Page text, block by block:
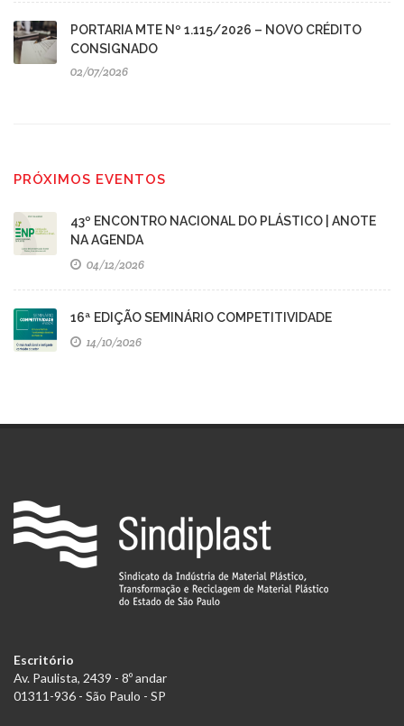
PORTARIA MTE Nº 1.115/2026 – NOVO CRÉDITO
CONSIGNADO
02/07/2026
PRÓXIMOS EVENTOS
43º ENCONTRO NACIONAL DO PLÁSTICO | ANOTE
NA AGENDA
04/12/2026
16ª EDIÇÃO SEMINÁRIO COMPETITIVIDADE
14/10/2026
Escritório
Av. Paulista, 2439 - 8º andar
01311-936 - São Paulo - SP